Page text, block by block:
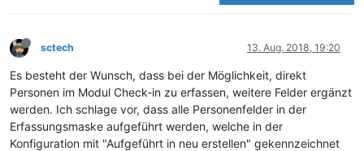
sctech 13. Aug. 2018, 19:20
Es besteht der Wunsch, dass bei der Möglichkeit, direkt
Personen im Modul Check-in zu erfassen, weitere Felder ergänzt
werden. Ich schlage vor, dass alle Personenfelder in der
Erfassungsmaske aufgeführt werden, welche in der
Konfiguration mit "Aufgeführt in neu erstellen" gekennzeichnet